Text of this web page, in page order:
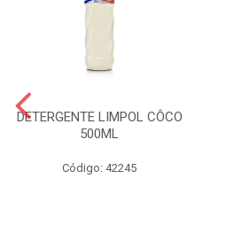
DETERGENTE LIMPOL CÔCO
500ML
Código: 42245